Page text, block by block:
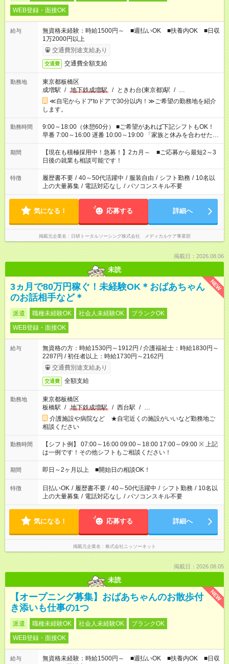
WEB登録・面接OK
給与
無資格未経験：時給1500円～ ■週払いOK ■扶養内OK ■日収
1万2000円以上
交通費別途支給あり
交通費 交通費全額支給
勤務地
東京都板橋区
成増駅 / 地下鉄成増駅 / ときわ台(東京都)駅 / …
≪自宅からドアtoドアで30分以内！≫ご希望の勤務地を紹介
します。
勤務時間
9:00～18:00（休憩60分） ■ご希望があれば下記シフトもOK！
早番 7:00～16:00 遅番 10:00～19:00 「家族と休みを合わせた
い」 「余裕を持って夕飯の準備がしたい」 「できれば残業はし
たくない」 など、ご希望を教えてくださいね。 ※Wワーク希望
の方へ 今ご覧のお仕事で希望する勤務時間と、もう1つのお仕事
の勤務時間。 合計で週40時間を超える場合は応募できません。
期間
【現在も積極採用中！急募！】2カ月～ ■ご応募から最短2～3
日後の就業も相談可能です！
特徴 履歴書不要 / 40～50代活躍中 / 服装自由 / シフト勤務 / 10名以
上の大量募集 / 電話対応なし / パソコンスキル不要
気になる！ 応募する 詳細へ
掲載元企業名 日研トータルソーシング株式会社 メディカルケア事業部
掲載日：2026.08.06
未読
NEW
3ヵ月で80万円稼ぐ！未経験OK＊おばあちゃん
のお話相手など＊
派遣 職種未経験OK 社会人未経験OK
ブランクOK
WEB登録・面接OK
給与
無資格の方：時給1530円～1912円 / 介護福祉士：時給1830円～
2287円 / 初任者以上：時給1730円～2162円
交通費別途支給あり
交通費 全額支給
勤務地
東京都板橋区
板橋駅 / 地下鉄成増駅 / 西台駅 / …
介護施設や病院など ★自宅近くの施設がいいなど勤務地ご
相談ください
勤務時間
【シフト例】 07:00～16:00 09:00～18:00 17:00～09:00 ※ 上記
は一例です！その他シフトもご相談ください！
期間 即日～2ヶ月以上 ■開始日の相談OK！
特徴 日払いOK / 履歴書不要 / 40～50代活躍中 / シフト勤務 / 10名以
上の大量募集 / 電話対応なし / パソコンスキル不要
気になる！ 応募する 詳細へ
掲載元企業名 株式会社ニッソーネット
掲載日：2026.08.05
未読
NEW
【オープニング募集】おばあちゃんのお散歩付
き添いも仕事の1つ
派遣 職種未経験OK 社会人未経験OK
ブランクOK
WEB登録・面接OK
給与
無資格未経験：時給1500円～ ■週払いOK ■扶養内OK ■日収